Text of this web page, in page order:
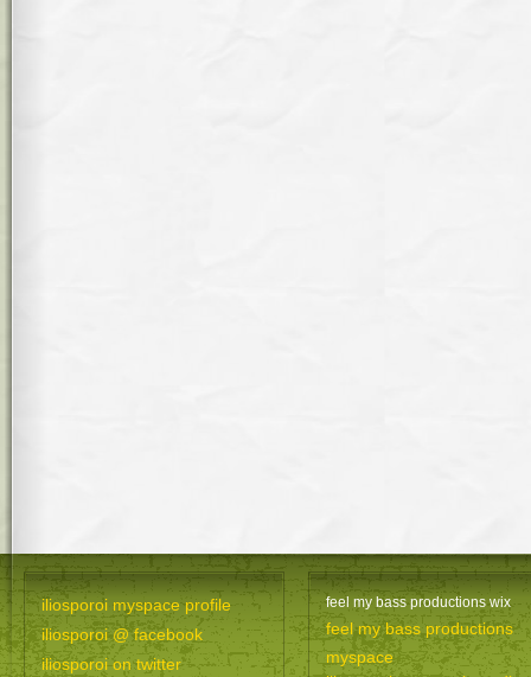
iliosporoi myspace profile
iliosporoi @ facebook
iliosporoi on twitter
feel my bass productions wix
feel my bass productions
myspace